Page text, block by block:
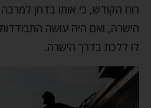
רוח הקודש, כי אותו בדחן
הישרה, ואם היה עושה התבודדות
לו ללכת בדרך הישרה.